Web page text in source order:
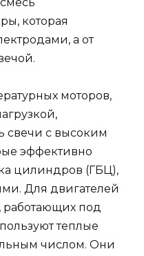
которая
а от
моторов,
свечи с высоким
эффективно
цилиндров (ГБЦ),
Для двигателей
работающих под
теплые
числом. Они